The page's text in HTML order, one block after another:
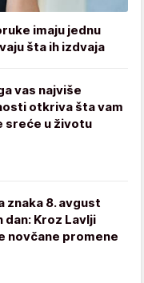
imaju jednu
šta ih izdvaja
vas najviše
otkriva šta vam
sreće u životu
znaka 8. avgust
dan: Kroz Lavlji
novčane promene